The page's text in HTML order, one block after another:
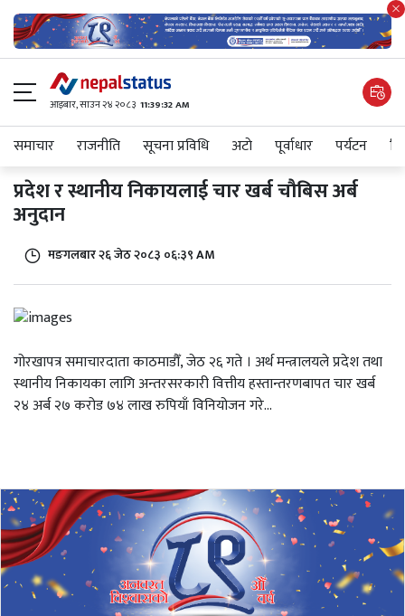
आइबार​, साउन २४ २०८३ 11:39:32 AM
समाचार राजनीति सूचना प्रविधि अटाे पूर्वाधार पर्यटन
प्रदेश र स्थानीय निकायलाई चार खर्ब चौबिस अर्ब
अनुदान
मङगलबार २६ जेठ २०८३ ०६:३९ AM
गोरखापत्र समाचारदाता काठमाडौँ, जेठ २६ गते । अर्थ मन्त्रालयले प्रदेश तथा
स्थानीय निकायका लागि अन्तरसरकारी वित्तीय हस्तान्तरणबापत चार खर्ब
२४ अर्ब २७ करोड ७४ लाख रुपियाँ विनियोजन गरे...